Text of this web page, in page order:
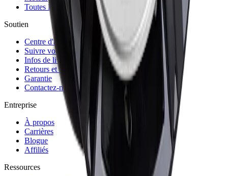
Toutes les pièces
Soutien
Centre d'aide
Suivre votre commande
Infos de livraison
Retours et échanges
Garantie
Contactez-nous
Entreprise
À propos
Carrières
Blogue
Affiliés
Ressources